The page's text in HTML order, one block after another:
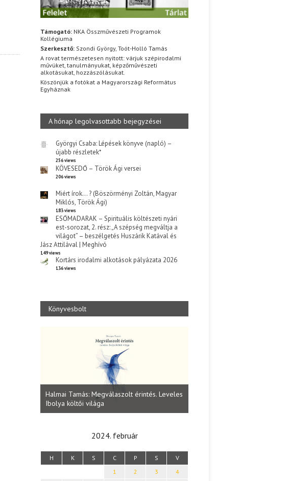
Támogató: NKA Összművészeti Programok
Kollégiuma
Szerkesztő: Szondi György, Toót-Holló Tamás
A rovat természetesen nyitott: várjuk szépirodalmi
művüket, tanulmányukat, képzőművészeti
alkotásukat, hozzászólásukat.
Köszönjük a fotókat a Magyarországi Református
Egyháznak
A hónap legolvasottabb bejegyzései
Györgyi Csaba: Lépések könyve (napló) –
újabb részletek*
256 views
KÖVESEDŐ – Török Ági versei
206 views
Miért írok… ? (Böszörményi Zoltán, Magyar
Miklós, Török Ági)
183 views
ESŐMADARAK – Spirituális költészeti nyári
est-sorozat, 2. rész: „A szépség megváltja a
világot” – beszélgetés Huszárik Katával és
Jász Attilával | Meghívó
149 views
Kortárs irodalmi alkotások pályázata 2026
136 views
Könyvesbolt
Halmai Tamás: Megválaszolt érintés. Leveles
Ibolya költői világa
2024. február
H K S C P S V
1 2 3
4